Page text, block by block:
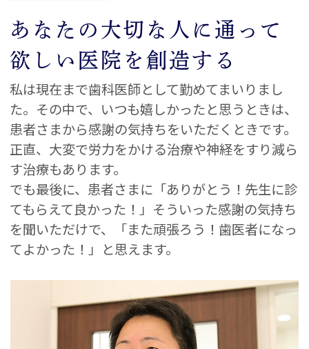
院長不在日には別の歯科医師が診させて
いただきます。
ご予約はHPやお電話よりお取り頂けま
お気軽にお問い合わせください
ご迷惑をお掛けしますが、よろしくお願
い致します。
あなたの大切な人に通って
欲しい医院を創造する
私は現在まで歯科医師として勤めてまいりまし
た。 その中で、いつも嬉しかったと思うときは、
患者さまから感謝の気持ちをいただくときです。
正直、大変で労力をかける治療や神経をすり減ら
す治療もあります。
でも最後に、患者さまに「ありがとう！先生に診
てもらえて良かった！」そういった感謝の気持ち
を聞いただけで、「また頑張ろう！歯医者になっ
てよかった！」と思えます。